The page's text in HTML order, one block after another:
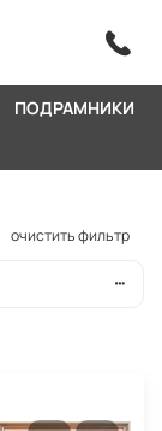
ПОДРАМНИКИ
очистить фильтр